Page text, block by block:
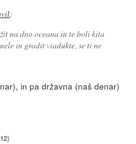
:
na dno oceana in te boli kita
in gradit viadukte, se ti ne
in pa državna (naš denar)
)